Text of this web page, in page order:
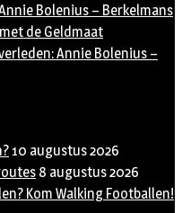
Bolenius – Berkelmans
de Geldmaat
Annie Bolenius –
10 augustus 2026
8 augustus 2026
Kom Walking Footballen!